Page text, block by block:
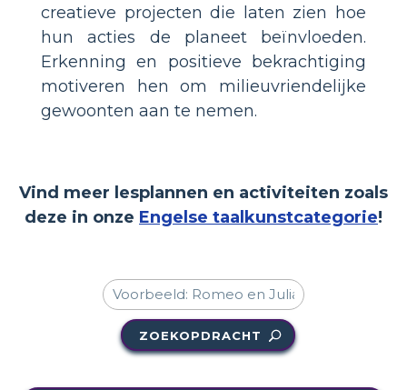
creatieve projecten die laten zien hoe
hun acties de planeet beïnvloeden.
Erkenning en positieve bekrachtiging
motiveren hen om milieuvriendelijke
gewoonten aan te nemen.
Vind meer lesplannen en activiteiten zoals
deze in onze Engelse taalkunstcategorie!
ZOEKOPDRACHT